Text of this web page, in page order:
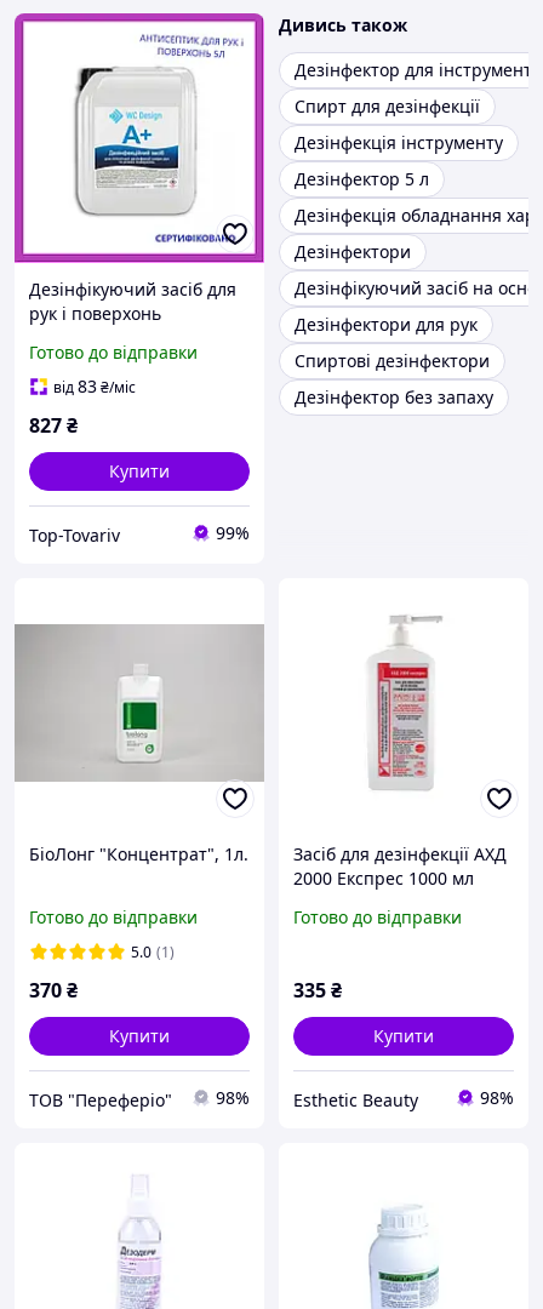
Дезінфікуючий засіб для
рук і поверхонь
75% А+ 5л миючий засіб
сертифікат
Готово до відправки
від83₴/міс
827₴
Купити
Top-Tovariv 99%
Дивись також
Дезінфектор для
Спирт для дезінфекції
Дезінфекція інструменту
Дезінфектор 5 л
Дезінфекція обладнання
Дезінфектори
Дезінфікуючий засіб на
Дезінфектори для рук
Спиртові дезінфектори
Дезінфектор без запаху
БіоЛонг "Концентрат", 1л.
Готово до відправки
5.0 (1)
370₴
Купити
ТОВ "Переферіо" 98%
Засіб для дезінфекції АХД
2000 Експрес 1000 мл
Готово до відправки
335₴
Купити
Esthetic Beauty 98%